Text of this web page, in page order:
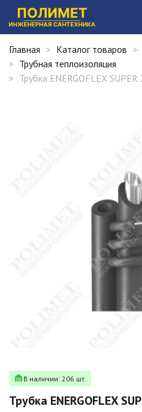
Главная Каталог товаров
Трубная теплоизоляция
Трубка ENERGOFLEX
В наличии: 206 шт.
Трубка ENERGOFLEX